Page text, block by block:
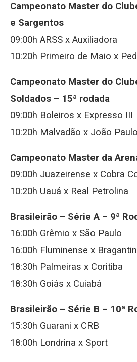
Campeonato Master do
e Sargentos
09:00h ARSS x Auxiliadora
10:20h Primeiro de Maio x
Campeonato Master do
Soldados – 15ª rodada
09:00h Boleiros x Expresso III
10:20h Malvadão x João
Campeonato Master da
09:00h Juazeirense x Cobra
10:20h Uauá x Real Petrolina
Brasileirão – Série A – 9ª
16:00h Grêmio x São Paulo
16:00h Fluminense x
18:30h Palmeiras x Coritiba
18:30h Goiás x Cuiabá
Brasileirão – Série B – 10ª
15:30h Guarani x CRB
18:00h Londrina x Sport